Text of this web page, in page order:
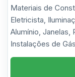
Materiais de
Eletricista,
Alumínio, Janelas,
Instalações de